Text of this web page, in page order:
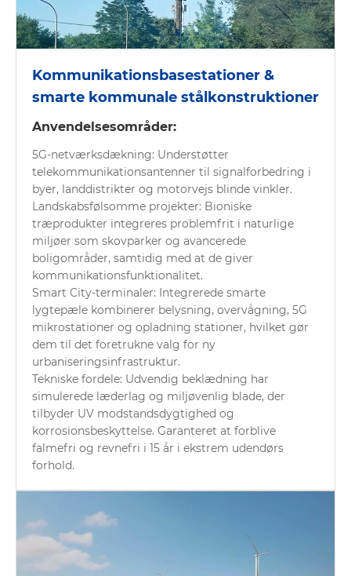
Kommunikationsbasestationer &
smarte kommunale stålkonstruktioner
Anvendelsesområder:
5G-netværksdækning: Understøtter
telekommunikationsantenner til signalforbedring i
byer, landdistrikter og motorvejs blinde vinkler.
Landskabsfølsomme projekter: Bioniske
træprodukter integreres problemfrit i naturlige
miljøer som skovparker og avancerede
boligområder, samtidig med at de giver
kommunikationsfunktionalitet.
Smart City-terminaler: Integrerede smarte
lygtepæle kombinerer belysning, overvågning, 5G
mikrostationer og opladning stationer, hvilket gør
dem til det foretrukne valg for ny
urbaniseringsinfrastruktur.
Tekniske fordele: Udvendig beklædning har
simulerede læderlag og miljøvenlig blade, der
tilbyder UV modstandsdygtighed og
korrosionsbeskyttelse. Garanteret at forblive
falmefri og revnefri i 15 år i ekstrem udendørs
forhold.